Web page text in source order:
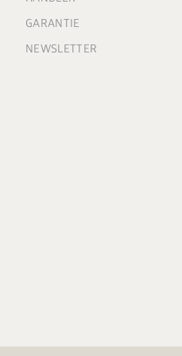
GARANTIE
NEWSLETTER